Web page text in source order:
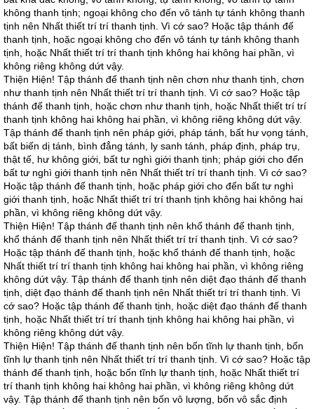
không thanh tịnh; ngoại không cho đến vô tánh tự tánh không thanh
tịnh nên Nhất thiết trí trí thanh tịnh. Vì cớ sao? Hoặc tập thánh đế
thanh tịnh, hoặc ngoại không cho đến vô tánh tự tánh không thanh
tịnh, hoặc Nhất thiết trí trí thanh tịnh không hai không hai phần, vì
không riêng không dứt vậy.
Thiện Hiện! Tập thánh đế thanh tịnh nên chơn như thanh tịnh, chơn
như thanh tịnh nên Nhất thiết trí trí thanh tịnh. Vì cớ sao? Hoặc tập
thánh đế thanh tịnh, hoặc chơn như thanh tịnh, hoặc Nhất thiết trí trí
thanh tịnh không hai không hai phần, vì không riêng không dứt vậy.
Tập thánh đế thanh tịnh nên pháp giới, pháp tánh, bất hư vọng tánh,
bất biến dị tánh, bình đẳng tánh, ly sanh tánh, pháp định, pháp trụ,
thật tế, hư không giới, bất tư nghì giới thanh tịnh; pháp giới cho đến
bất tư nghì giới thanh tịnh nên Nhất thiết trí trí thanh tịnh. Vì cớ sao?
Hoặc tập thánh đế thanh tịnh, hoặc pháp giới cho đến bất tư nghì
giới thanh tịnh, hoặc Nhất thiết trí trí thanh tịnh không hai không hai
phần, vì không riêng không dứt vậy.
Thiện Hiện! Tập thánh đế thanh tịnh nên khổ thánh đế thanh tịnh,
khổ thánh đế thanh tịnh nên Nhất thiết trí trí thanh tịnh. Vì cớ sao?
Hoặc tập thánh đế thanh tịnh, hoặc khổ thánh đế thanh tịnh, hoặc
Nhất thiết trí trí thanh tịnh không hai không hai phần, vì không riêng
không dứt vậy. Tập thánh đế thanh tịnh nên diệt đạo thánh đế thanh
tịnh, diệt đạo thánh đế thanh tịnh nên Nhất thiết trí trí thanh tịnh. Vì
cớ sao? Hoặc tập thánh đế thanh tịnh, hoặc diệt đạo thánh đế thanh
tịnh, hoặc Nhất thiết trí trí thanh tịnh không hai không hai phần, vì
không riêng không dứt vậy.
Thiện Hiện! Tập thánh đế thanh tịnh nên bốn tĩnh lự thanh tịnh, bốn
tĩnh lự thanh tịnh nên Nhất thiết trí trí thanh tịnh. Vì cớ sao? Hoặc tập
thánh đế thanh tịnh, hoặc bốn tĩnh lự thanh tịnh, hoặc Nhất thiết trí
trí thanh tịnh không hai không hai phần, vì không riêng không dứt
vậy. Tập thánh đế thanh tịnh nên bốn vô lượng, bốn vô sắc định